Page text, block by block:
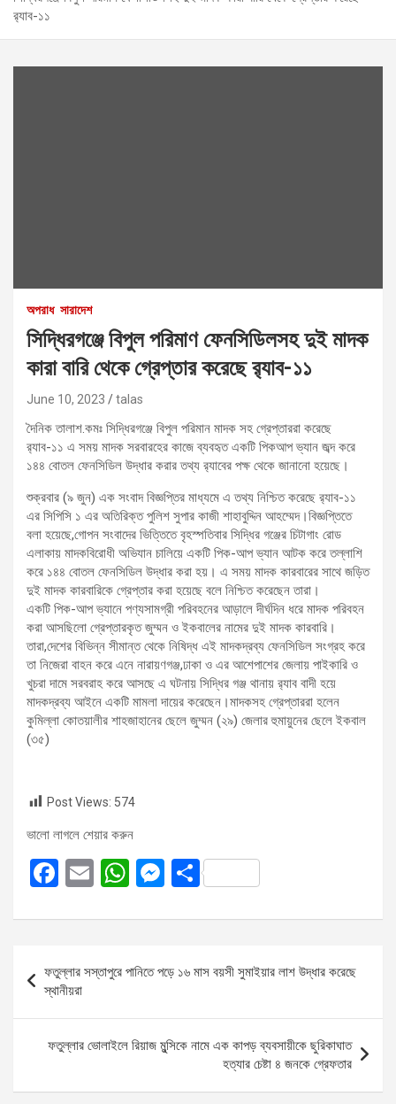
র‌্যাব-১১
অপরাধ সারাদেশ
সিদ্ধিরগঞ্জে বিপুল পরিমাণ ফেনসিডিলসহ দুই মাদক
কারা বারি থেকে গ্রেপ্তার করেছে র‌্যাব-১১
June 10, 2023 talas
দৈনিক তালাশ.কমঃ সিদ্ধিরগঞ্জে বিপুল পরিমান মাদক সহ গ্রেপ্তাররা করেছে
র‌্যাব-১১ এ সময় মাদক সরবারহের কাজে ব্যবহৃত একটি পিকআপ ভ্যান জব্দ করে
১৪৪ বোতল ফেনসিডিল উদ্ধার করার তথ্য র‌্যাবের পক্ষ থেকে জানানো হয়েছে।
শুক্রবার (৯ জুন) এক সংবাদ বিজ্ঞপ্তির মাধ্যমে এ তথ্য নিশ্চিত করেছে র‌্যাব-১১
এর সিপিসি ১ এর অতিরিক্ত পুলিশ সুপার কাজী শাহাবুদ্দিন আহম্মেদ।বিজ্ঞপ্তিতে
বলা হয়েছে,গোপন সংবাদের ভিত্তিতে বৃহস্পতিবার সিদ্ধির গঞ্জের চিটাগাং রোড
এলাকায় মাদকবিরোধী অভিযান চালিয়ে একটি পিক-আপ ভ্যান আটক করে তল্লাশি
করে ১৪৪ বোতল ফেনসিডিল উদ্ধার করা হয়। এ সময় মাদক কারবারের সাথে জড়িত
দুই মাদক কারবারিকে গ্রেপ্তার করা হয়েছে বলে নিশ্চিত করেছেন তারা।
একটি পিক-আপ ভ্যানে পণ্যসামগ্রী পরিবহনের আড়ালে দীর্ঘদিন ধরে মাদক পরিবহন
করা আসছিলো গ্রেপ্তারকৃত জুম্মন ও ইকবালের নামের দুই মাদক কারবারি।
তারা,দেশের বিভিন্ন সীমান্ত থেকে নিষিদ্ধ এই মাদকদ্রব্য ফেনসিডিল সংগ্রহ করে
তা নিজেরা বাহন করে এনে নারায়ণগঞ্জ,ঢাকা ও এর আশেপাশের জেলায় পাইকারি ও
খুচরা দামে সরবরাহ করে আসছে এ ঘটনায় সিদ্ধির গঞ্জ থানায় র‌্যাব বাদী হয়ে
মাদকদ্রব্য আইনে একটি মামলা দায়ের করেছেন।মাদকসহ গ্রেপ্তাররা হলেন
কুমিল্লা কোতয়ালীর শাহজাহানের ছেলে জুম্মন (২৯) জেলার হুমায়ুনের ছেলে ইকবাল
(৩৫)
Post Views: 574
ভালো লাগলে শেয়ার করুন
F
ce
o
o
k
E
ail
W
at
s
A
p
p
M
se
g
er
S
ar
navigation
ফতুল্লার সস্তাপুরে পানিতে পড়ে ১৬ মাস বয়সী সুমাইয়ার লাশ উদ্ধার করেছে
স্থানীয়রা
ফতুল্লার ভোলাইলে রিয়াজ মুন্সিকে নামে এক কাপড় ব্যবসায়ীকে ছুরিকাঘাত
হত্যার চেষ্টা ৪ জনকে গ্রেফতার